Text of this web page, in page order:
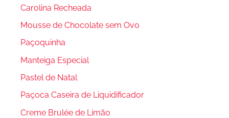
Carolina Recheada
Mousse de Chocolate sem Ovo
Paçoquinha
Manteiga Especial
Pastel de Natal
Paçoca Caseira de Liquidificador
Creme Brulée de Limão